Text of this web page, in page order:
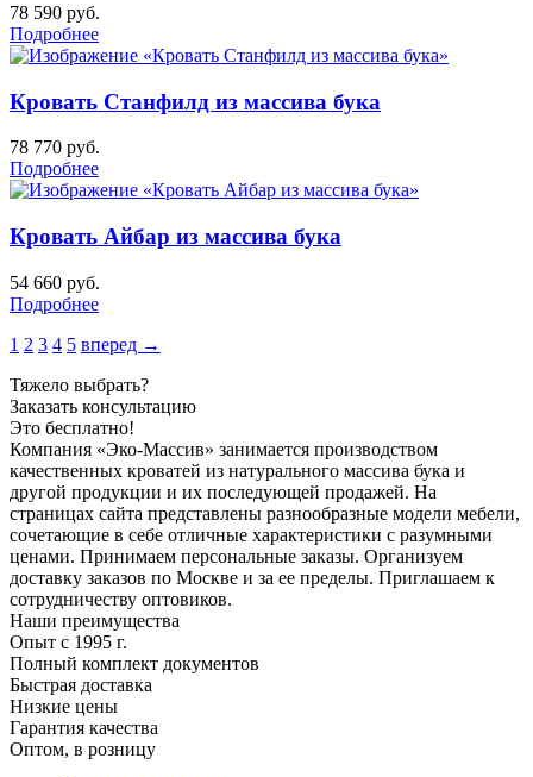
78 590 руб.
Подробнее
Кровать Станфилд из массива бука
78 770 руб.
Подробнее
Кровать Айбар из массива бука
54 660 руб.
Подробнее
1 2 3 4 5 вперед →
Тяжело выбрать?
Заказать консультацию
Это бесплатно!
Компания «Эко-Массив» занимается производством
качественных кроватей из натурального массива бука и
другой продукции и их последующей продажей. На
страницах сайта представлены разнообразные модели мебели,
сочетающие в себе отличные характеристики с разумными
ценами. Принимаем персональные заказы. Организуем
доставку заказов по Москве и за ее пределы. Приглашаем к
сотрудничеству оптовиков.
Наши преимущества
Опыт с 1995 г.
Полный комплект документов
Быстрая доставка
Низкие цены
Гарантия качества
Оптом, в розницу